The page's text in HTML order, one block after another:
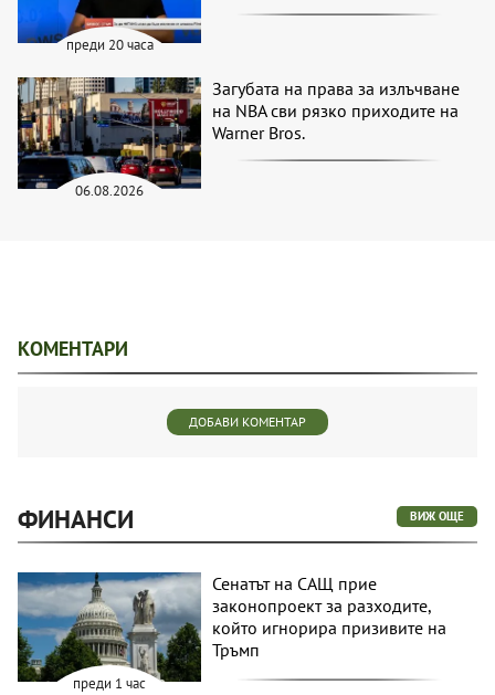
преди 20 часа
06.08.2026
Загубата на права за излъчване
на NBA сви рязко приходите на
Warner Bros.
КОМЕНТАРИ
ДОБАВИ КОМЕНТАР
ФИНАНСИ ВИЖ ОЩЕ
преди 1 час
Сенатът на САЩ прие
законопроект за разходите,
който игнорира призивите на
Тръмп